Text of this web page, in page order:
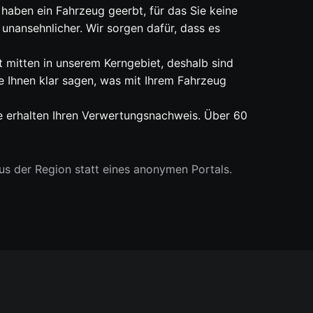
ein Fahrzeug geerbt, für das Sie keine
Wir sorgen dafür, dass es
in unserem Kerngebiet, deshalb sind
klar sagen, was mit Ihrem Fahrzeug
Ihren Verwertungsnachweis. Über 60
der Region statt eines anonymen Portals.